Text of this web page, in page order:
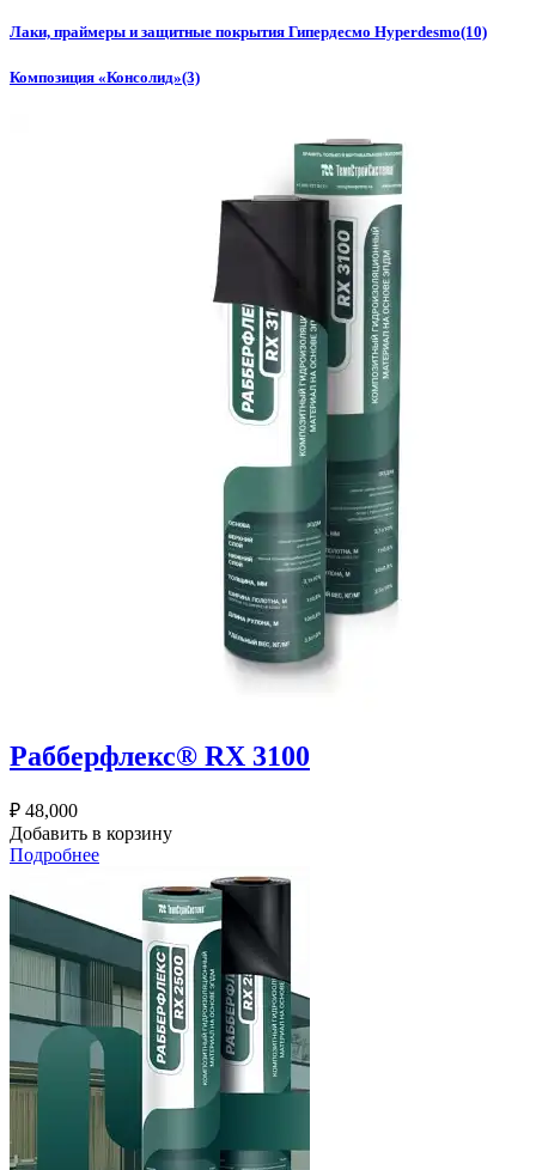
Лаки, праймеры и защитные покрытия Гипердесмо Hyperdesmo(10)
Композиция «Консолид»(3)
Рабберфлекс® RX 3100
₽ 48,000
Добавить в корзину
Подробнее